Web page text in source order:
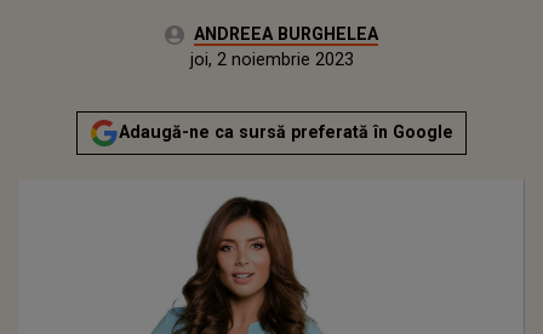
Autor:ANDREEA BURGHELEA
miercuri, 2 noiembrie 2022Actualizat:
joi, 2 noiembrie 2023
Adaugă-ne ca sursă preferată în Google